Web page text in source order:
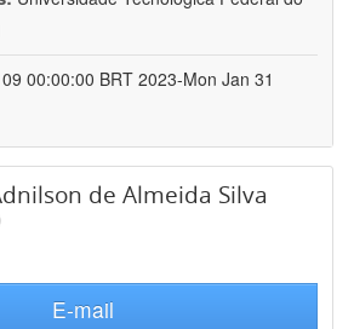
00:00:00 BRT 2023-Mon Jan 31
de Almeida Silva
E-mail